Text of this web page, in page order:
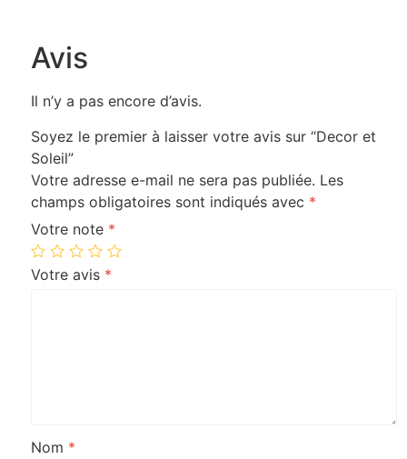
Avis
Il n’y a pas encore d’avis.
Soyez le premier à laisser votre avis sur “Decor et
Soleil”
Votre adresse e-mail ne sera pas publiée. Les
champs obligatoires sont indiqués avec *
Votre note *
Votre avis *
Nom *